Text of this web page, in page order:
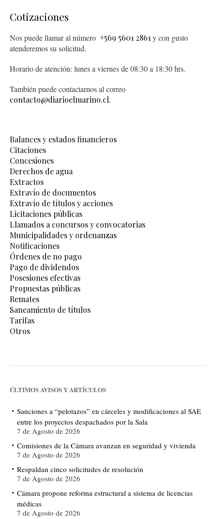
Cotizaciones
Nos puede llamar al número +569 5601 2861 y con gusto
atenderemos su solicitud.
Horario de atención: lunes a viernes de 08:30 a 18:30 hrs.
También puede contactarnos al correo
contacto@diarioelmarino.cl.
Balances y estados financieros
Citaciones
Concesiones
Derechos de agua
Extractos
Extravío de documentos
Extravío de títulos y acciones
Licitaciones públicas
Llamados a concursos y convocatorias
Municipalidades y ordenanzas
Notificaciones
Órdenes de no pago
Pago de dividendos
Posesiones efectivas
Propuestas públicas
Remates
Saneamiento de títulos
Tarifas
Otros
ÚLTIMOS AVISOS Y ARTÍCULOS
Sanciones a “pelotazos” en cárceles y modificaciones al SAE
entre los proyectos despachados por la Sala
7 de Agosto de 2026
Comisiones de la Cámara avanzan en seguridad y vivienda
7 de Agosto de 2026
Respaldan cinco solicitudes de resolución
7 de Agosto de 2026
Cámara propone reforma estructural a sistema de licencias
médicas
7 de Agosto de 2026